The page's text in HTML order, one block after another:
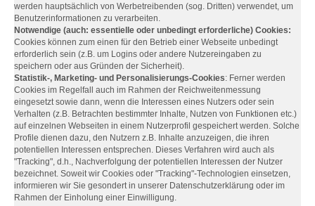
werden hauptsächlich von Werbetreibenden (sog. Dritten) verwendet, um
Benutzerinformationen zu verarbeiten.
Notwendige (auch: essentielle oder unbedingt erforderliche) Cookies:
Cookies können zum einen für den Betrieb einer Webseite unbedingt
erforderlich sein (z.B. um Logins oder andere Nutzereingaben zu
speichern oder aus Gründen der Sicherheit).
Statistik-, Marketing- und Personalisierungs-Cookies: Ferner werden
Cookies im Regelfall auch im Rahmen der Reichweitenmessung
eingesetzt sowie dann, wenn die Interessen eines Nutzers oder sein
Verhalten (z.B. Betrachten bestimmter Inhalte, Nutzen von Funktionen etc.)
auf einzelnen Webseiten in einem Nutzerprofil gespeichert werden. Solche
Profile dienen dazu, den Nutzern z.B. Inhalte anzuzeigen, die ihren
potentiellen Interessen entsprechen. Dieses Verfahren wird auch als
"Tracking", d.h., Nachverfolgung der potentiellen Interessen der Nutzer
bezeichnet. Soweit wir Cookies oder "Tracking"-Technologien einsetzen,
informieren wir Sie gesondert in unserer Datenschutzerklärung oder im
Rahmen der Einholung einer Einwilligung.